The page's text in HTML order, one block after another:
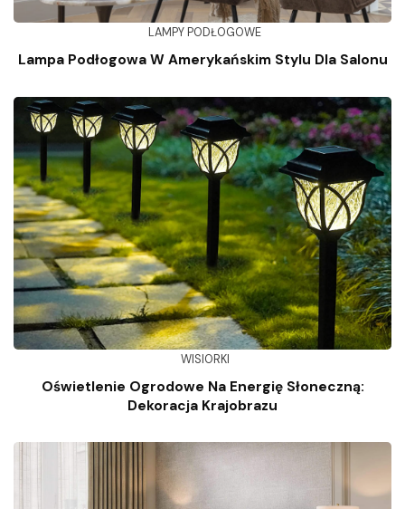
LAMPY PODŁOGOWE
Lampa Podłogowa W Amerykańskim Stylu Dla Salonu
WISIORKI
Oświetlenie Ogrodowe Na Energię Słoneczną:
Dekoracja Krajobrazu